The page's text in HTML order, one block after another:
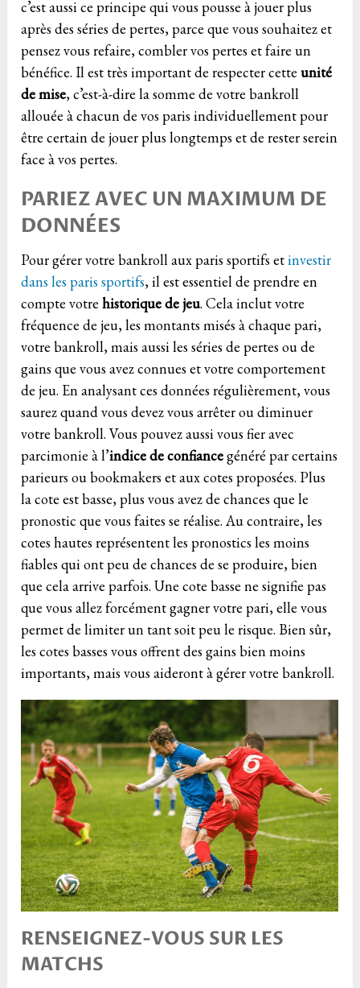
c’est aussi ce principe qui vous pousse à jouer plus
après des séries de pertes, parce que vous souhaitez et
pensez vous refaire, combler vos pertes et faire un
bénéfice. Il est très important de respecter cetteunité
de mise, c’est-à-dire la somme de votre bankroll
allouée à chacun de vos paris individuellement pour
être certain de jouer plus longtemps et de rester serein
face à vos pertes.
PARIEZ AVEC UN MAXIMUM DE
DONNÉES
Pour gérer votre bankroll aux paris sportifs etinvestir
dans les paris sportifs, il est essentiel de prendre en
compte votrehistorique de jeu. Cela inclut votre
fréquence de jeu, les montants misés à chaque pari,
votre bankroll, mais aussi les séries de pertes ou de
gains que vous avez connues et votre comportement
de jeu. En analysant ces données régulièrement, vous
saurez quand vous devez vous arrêter ou diminuer
votre bankroll. Vous pouvez aussi vous fier avec
parcimonie à l’indice de confiancegénéré par certains
parieurs ou bookmakers et aux cotes proposées. Plus
la cote est basse, plus vous avez de chances que le
pronostic que vous faites se réalise. Au contraire, les
cotes hautes représentent les pronostics les moins
fiables qui ont peu de chances de se produire, bien
que cela arrive parfois. Une cote basse ne signifie pas
que vous allez forcément gagner votre pari, elle vous
permet de limiter un tant soit peu le risque. Bien sûr,
les cotes basses vous offrent des gains bien moins
importants, mais vous aideront à gérer votre bankroll.
RENSEIGNEZ-VOUS SUR LES
MATCHS